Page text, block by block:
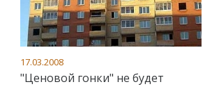
17.03.2008
"Ценовой гонки" не будет